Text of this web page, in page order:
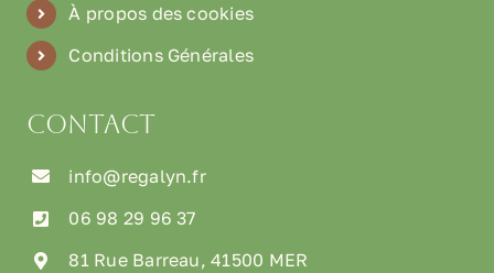
À propos des cookies
Conditions Générales
Contact
info@regalyn.fr
06 98 29 96 37
81 Rue Barreau, 41500 MER